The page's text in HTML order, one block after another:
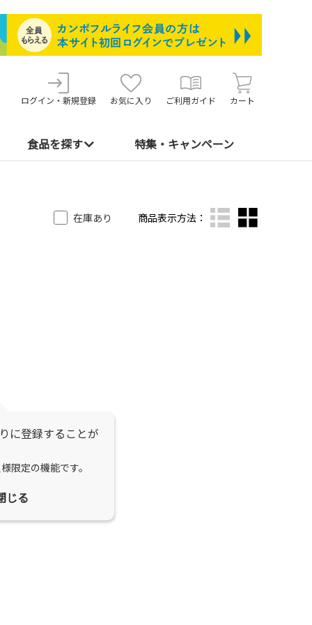
ログイン・新規登録 お気に入り ご利用ガイド カート
食品を探す 特集・キャンペーン
在庫あり 商品表示方法：
に登録することが
限定の機能です。
じる